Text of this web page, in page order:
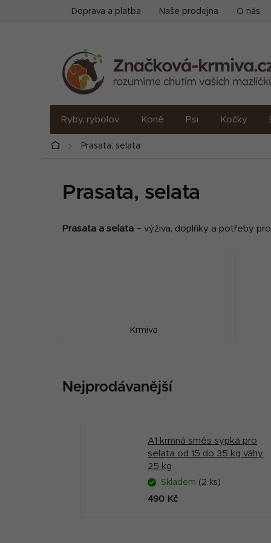
Doprava a platba Naše prodejna O nás
Ryby, rybolov Koně Psi Kočky
DomůPrasata, selata
Prasata, selata
Prasata a selata – výživa, doplňky a potřeby
Krmiva
Nejprodávanější
A1 krmná směs sypká pro
selata od 15 do 35 kg váhy
25 kg
Skladem (2 ks)
490 Kč